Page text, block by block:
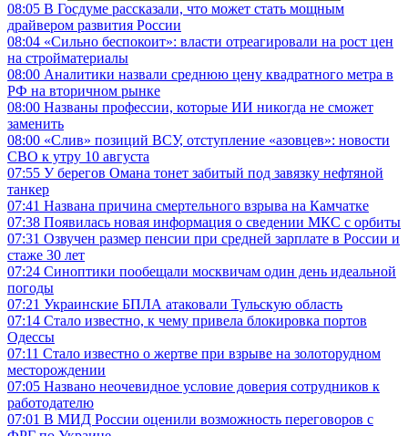
08:05 В Госдуме рассказали, что может стать мощным
драйвером развития России
08:04 «Сильно беспокоит»: власти отреагировали на рост цен
на стройматериалы
08:00 Аналитики назвали среднюю цену квадратного метра в
РФ на вторичном рынке
08:00 Названы профессии, которые ИИ никогда не сможет
заменить
08:00 «Слив» позиций ВСУ, отступление «азовцев»: новости
СВО к утру 10 августа
07:55 У берегов Омана тонет забитый под завязку нефтяной
танкер
07:41 Названа причина смертельного взрыва на Камчатке
07:38 Появилась новая информация о сведении МКС с орбиты
07:31 Озвучен размер пенсии при средней зарплате в России и
стаже 30 лет
07:24 Синоптики пообещали москвичам один день идеальной
погоды
07:21 Украинские БПЛА атаковали Тульскую область
07:14 Стало известно, к чему привела блокировка портов
Одессы
07:11 Стало известно о жертве при взрыве на золоторудном
месторождении
07:05 Названо неочевидное условие доверия сотрудников к
работодателю
07:01 В МИД России оценили возможность переговоров с